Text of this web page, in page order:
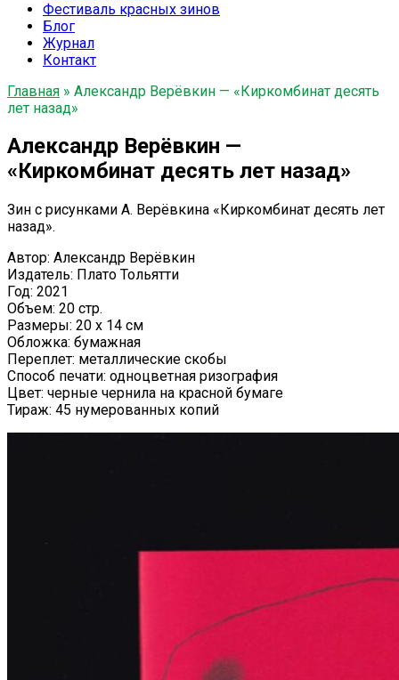
Фестиваль красных зинов
Блог
Журнал
Контакт
Главная » Александр Верёвкин — «Киркомбинат десять
лет назад»
Александр Верёвкин —
«Киркомбинат десять лет назад»
Зин с рисунками А. Верёвкина «Киркомбинат десять лет
назад».
Автор: Александр Верёвкин
Издатель: Плато Тольятти
Год: 2021
Объем: 20 стр.
Размеры: 20 x 14 см
Обложка: бумажная
Переплет: металлические скобы
Способ печати: одноцветная ризография
Цвет: черные чернила на красной бумаге
Тираж: 45 нумерованных копий